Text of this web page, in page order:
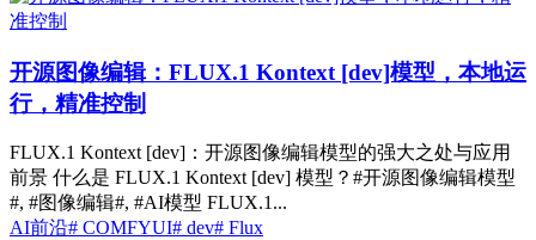
开源图像编辑：FLUX.1 Kontext [dev]模型，本地运
行，精准控制
FLUX.1 Kontext [dev]：开源图像编辑模型的强大之处与应用
前景 什么是 FLUX.1 Kontext [dev] 模型？#开源图像编辑模型
#, #图像编辑#, #AI模型 FLUX.1...
AI前沿# COMFYUI# dev# Flux